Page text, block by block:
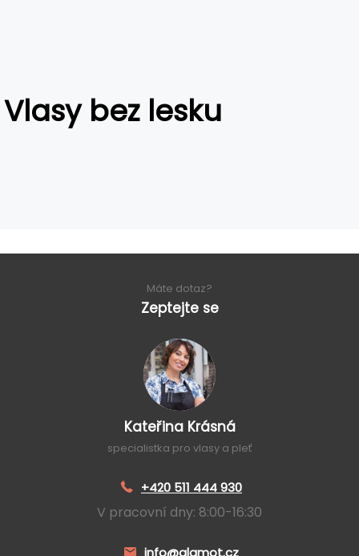
Vlasy bez lesku
Máte dotaz?
Zeptejte se
Kateřina Krásná
specialistka pro vlasy a pleť
+420 511 444 930
V pracovní dny: 8:00-16:30
info@glamot.cz